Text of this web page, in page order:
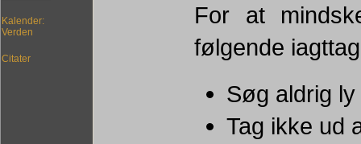
Kalender:
Verden
Citater
For at
følgende
Søg aldrig
Tag ikke ud